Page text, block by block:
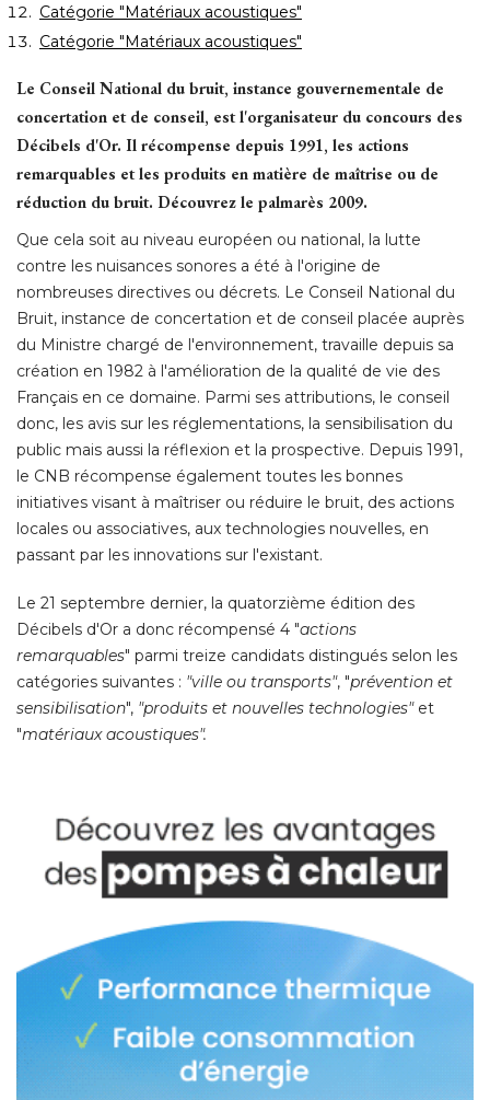
Catégorie "Matériaux acoustiques"
Catégorie "Matériaux acoustiques"
Le Conseil National du bruit, instance gouvernementale de
concertation et de conseil, est l'organisateur du concours des
Décibels d'Or. Il récompense depuis 1991, les actions
remarquables et les produits en matière de maîtrise ou de
réduction du bruit. Découvrez le palmarès 2009.
Que cela soit au niveau européen ou national, la lutte
contre les nuisances sonores a été à l'origine de
nombreuses directives ou décrets. Le Conseil National du
Bruit, instance de concertation et de conseil placée auprès
du Ministre chargé de l'environnement, travaille depuis sa
création en 1982 à l'amélioration de la qualité de vie des
Français en ce domaine. Parmi ses attributions, le conseil
donc, les avis sur les réglementations, la sensibilisation du
public mais aussi la réflexion et la prospective. Depuis 1991,
le CNB récompense également toutes les bonnes
initiatives visant à maîtriser ou réduire le bruit, des actions
locales ou associatives, aux technologies nouvelles, en
passant par les innovations sur l'existant.
Le 21 septembre dernier, la quatorzième édition des
Décibels d'Or a donc récompensé 4 "actions
remarquables" parmi treize candidats distingués selon les
catégories suivantes : "ville ou transports", "prévention et
sensibilisation", "produits et nouvelles technologies"et
"matériaux acoustiques".